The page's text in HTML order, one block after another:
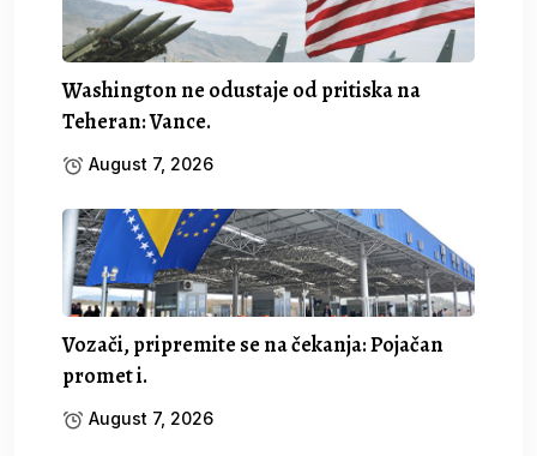
Washington ne odustaje od pritiska na
Teheran: Vance.
August 7, 2026
Vozači, pripremite se na čekanja: Pojačan
promet i.
August 7, 2026